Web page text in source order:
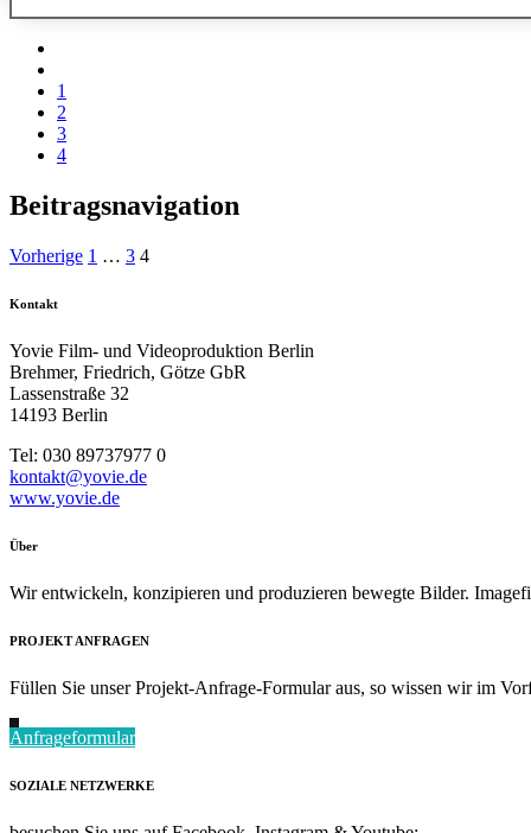
1
2
3
4
Beitragsnavigation
Vorherige 1 … 3 4
Kontakt
Yovie Film- und Videoproduktion Berlin
Brehmer, Friedrich, Götze GbR
Lassenstraße 32
14193 Berlin
Tel: 030 89737977 0
kontakt@yovie.de
www.yovie.de
Über
Wir entwickeln, konzipieren und produzieren bewegte Bilder.
PROJEKT ANFRAGEN
Füllen Sie unser Projekt-Anfrage-Formular aus, so wissen wir im
Anfrageformular
SOZIALE NETZWERKE